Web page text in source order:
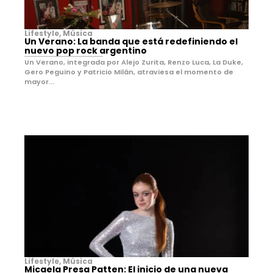
Lifestyle, Música
Un Verano: La banda que está redefiniendo el
nuevo pop rock argentino
Un Verano, integrada por Alejo Zurita, Renzo Luca, La Duke,
Gero Peguino y Patricio Milán, atraviesa el momento de
mayor...
Lifestyle, Música
Micaela Presa Patten: El inicio de una nueva